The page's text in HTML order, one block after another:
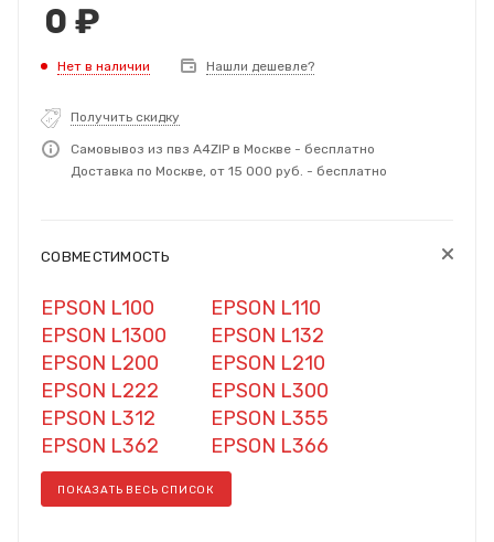
0 ₽
Нет в наличии Нашли дешевле?
Получить скидку
Самовывоз из пвз A4ZIP в Москве - бесплатно
Доставка по Москве, от 15 000 руб. - бесплатно
СОВМЕСТИМОСТЬ
EPSON L100
EPSON L110
EPSON L1300
EPSON L132
EPSON L200
EPSON L210
EPSON L222
EPSON L300
EPSON L312
EPSON L355
EPSON L362
EPSON L366
ПОКАЗАТЬ ВЕСЬ СПИСОК